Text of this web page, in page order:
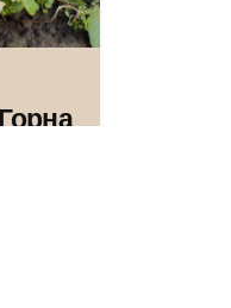
– Графа
спортист на